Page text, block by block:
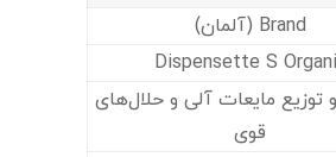
Brand (آلمان)
Dispensette S
توزیع مایعات آلی و حلال‌های
قوی